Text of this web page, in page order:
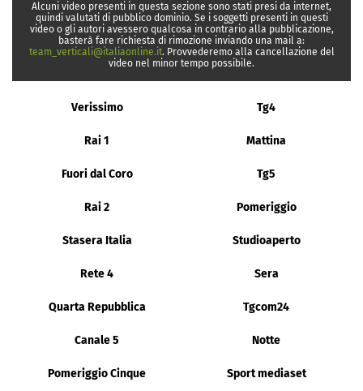
Alcuni video presenti in questa sezione sono stati presi da internet,
quindi valutati di pubblico dominio. Se i soggetti presenti in questi
video o gli autori avessero qualcosa in contrario alla pubblicazione,
basterà fare richiesta di rimozione inviando una mail a:
team_verticali@italiaonline.it. Provvederemo alla cancellazione del
video nel minor tempo possibile.
Verissimo Tg4
Rai 1 Mattina
Fuori dal Coro Tg5
Rai 2 Pomeriggio
Stasera Italia Studioaperto
Rete 4 Sera
Quarta Repubblica Tgcom24
Canale 5 Notte
Pomeriggio Cinque Sport mediaset